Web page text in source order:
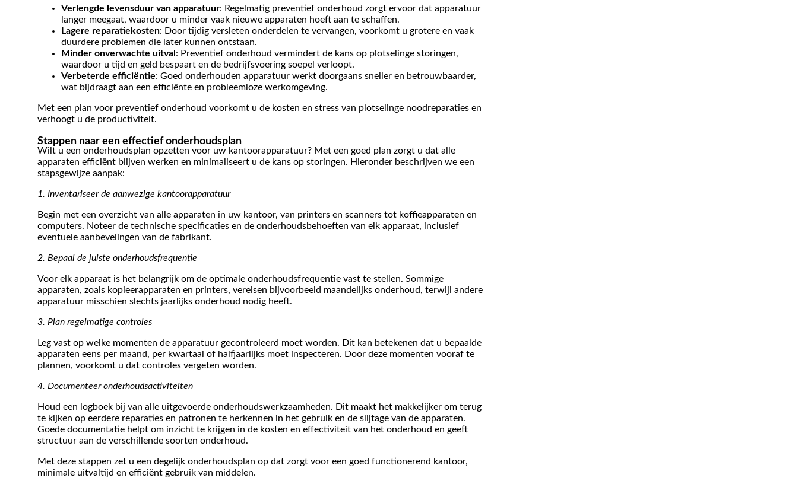
Verlengde levensduur van apparatuur: Regelmatig preventief onderhoud zorgt ervoor dat apparatuur
langer meegaat, waardoor u minder vaak nieuwe apparaten hoeft aan te schaffen.
Lagere reparatiekosten: Door tijdig versleten onderdelen te vervangen, voorkomt u grotere en vaak
duurdere problemen die later kunnen ontstaan.
Minder onverwachte uitval : Preventief onderhoud vermindert de kans op plotselinge storingen,
waardoor u tijd en geld bespaart en de bedrijfsvoering soepel verloopt.
Verbeterde efficiëntie: Goed onderhouden apparatuur werkt doorgaans sneller en betrouwbaarder,
wat bijdraagt aan een efficiënte en probleemloze werkomgeving.
Met een plan voor preventief onderhoud voorkomt u de kosten en stress van plotselinge noodreparaties en
verhoogt u de productiviteit.
Stappen naar een effectief onderhoudsplan
Wilt u een onderhoudsplan opzetten voor uw kantoorapparatuur? Met een goed plan zorgt u dat alle
apparaten efficiënt blijven werken en minimaliseert u de kans op storingen. Hieronder beschrijven we een
stapsgewijze aanpak:
1. Inventariseer de aanwezige kantoorapparatuur
Begin met een overzicht van alle apparaten in uw kantoor, van printers en scanners tot koffieapparaten en
computers. Noteer de technische specificaties en de onderhoudsbehoeften van elk apparaat, inclusief
eventuele aanbevelingen van de fabrikant.
2. Bepaal de juiste onderhoudsfrequentie
Voor elk apparaat is het belangrijk om de optimale onderhoudsfrequentie vast te stellen. Sommige
apparaten, zoals kopieerapparaten en printers, vereisen bijvoorbeeld maandelijks onderhoud, terwijl andere
apparatuur misschien slechts jaarlijks onderhoud nodig heeft.
3. Plan regelmatige controles
Leg vast op welke momenten de apparatuur gecontroleerd moet worden. Dit kan betekenen dat u bepaalde
apparaten eens per maand, per kwartaal of halfjaarlijks moet inspecteren. Door deze momenten vooraf te
plannen, voorkomt u dat controles vergeten worden.
4. Documenteer onderhoudsactiviteiten
Houd een logboek bij van alle uitgevoerde onderhoudswerkzaamheden. Dit maakt het makkelijker om terug
te kijken op eerdere reparaties en patronen te herkennen in het gebruik en de slijtage van de apparaten.
Goede documentatie helpt om inzicht te krijgen in de kosten en effectiviteit van het onderhoud en geeft
structuur aan de verschillende soorten onderhoud.
Met deze stappen zet u een degelijk onderhoudsplan op dat zorgt voor een goed functionerend kantoor,
minimale uitvaltijd en efficiënt gebruik van middelen.